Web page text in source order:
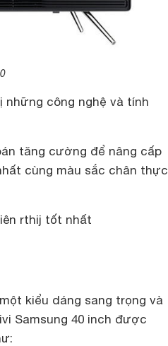
những công nghệ và tính
tăng cường để nâng cấp
cùng màu sắc chân thực
rthij tốt nhất
kiểu dáng sang trọng và
Samsung 40 inch được